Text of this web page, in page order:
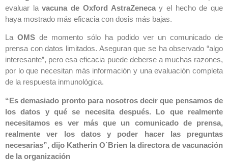
evaluar lavacuna de Oxford AstraZenecay el hecho de que
haya mostrado más eficacia con dosis más bajas.
La OMS de momento sólo ha podido ver un comunicado de
prensa con datos limitados. Aseguran que se ha observado “algo
interesante”, pero esa eficacia puede deberse a muchas razones,
por lo que necesitan más información y una evaluación completa
de la respuesta inmunológica.
“Es demasiado pronto para nosotros decir que pensamos de
los datos y qué se necesita después. Lo que realmente
necesitamos es ver más que un comunicado de prensa,
realmente ver los datos y poder hacer las preguntas
necesarias”, dijo Katherin O`Brien la directora de vacunación
de la organización